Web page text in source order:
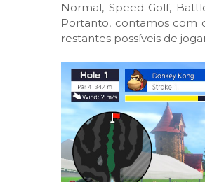
Normal, Speed Golf,
Portanto, contamos com
restantes possíveis de